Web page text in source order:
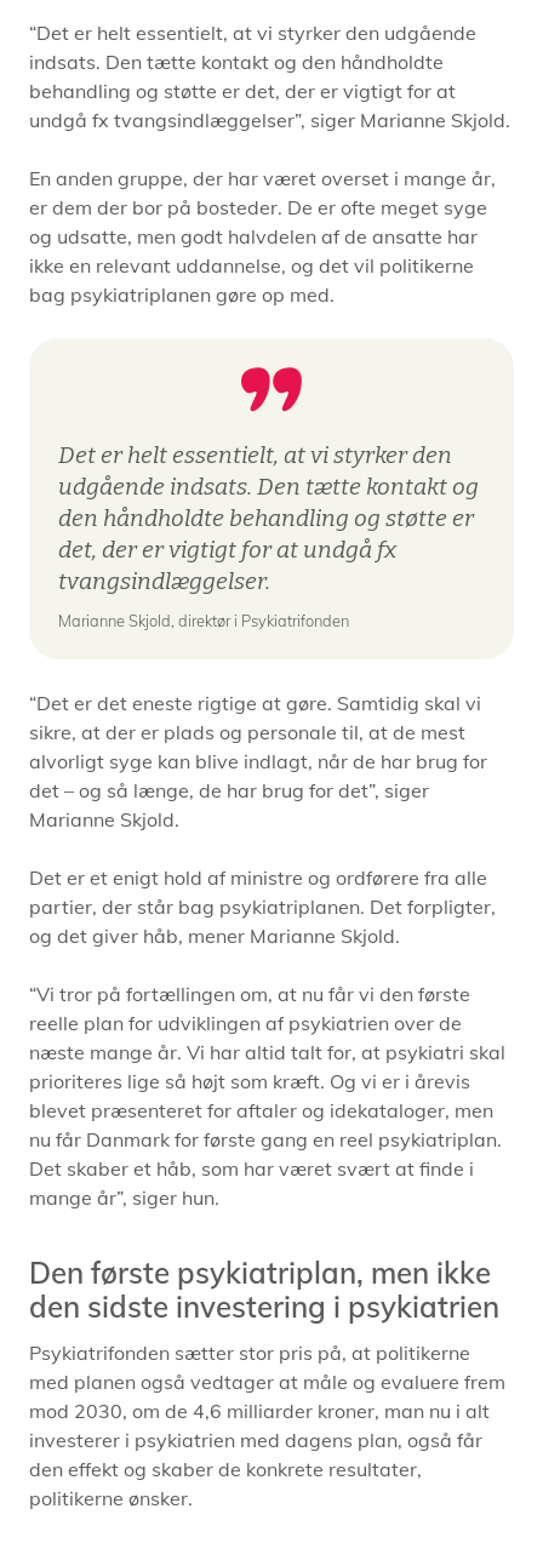
“Det er helt essentielt, at vi styrker den udgående
indsats. Den tætte kontakt og den håndholdte
behandling og støtte er det, der er vigtigt for at
undgå fx tvangsindlæggelser”, siger Marianne Skjold.
En anden gruppe, der har været overset i mange år,
er dem der bor på bosteder. De er ofte meget syge
og udsatte, men godt halvdelen af de ansatte har
ikke en relevant uddannelse, og det vil politikerne
bag psykiatriplanen gøre op med.
Det er helt essentielt, at vi styrker den
udgående indsats. Den tætte kontakt og
den håndholdte behandling og støtte er
det, der er vigtigt for at undgå fx
tvangsindlæggelser.
Marianne Skjold, direktør i Psykiatrifonden
“Det er det eneste rigtige at gøre. Samtidig skal vi
sikre, at der er plads og personale til, at de mest
alvorligt syge kan blive indlagt, når de har brug for
det – og så længe, de har brug for det”, siger
Marianne Skjold.
Det er et enigt hold af ministre og ordførere fra alle
partier, der står bag psykiatriplanen. Det forpligter,
og det giver håb, mener Marianne Skjold.
“Vi tror på fortællingen om, at nu får vi den første
reelle plan for udviklingen af psykiatrien over de
næste mange år. Vi har altid talt for, at psykiatri skal
prioriteres lige så højt som kræft. Og vi er i årevis
blevet præsenteret for aftaler og idekataloger, men
nu får Danmark for første gang en reel psykiatriplan.
Det skaber et håb, som har været svært at finde i
mange år”, siger hun.
Den første psykiatriplan, men ikke
den sidste investering i psykiatrien
Psykiatrifonden sætter stor pris på, at politikerne
med planen også vedtager at måle og evaluere frem
mod 2030, om de 4,6 milliarder kroner, man nu i alt
investerer i psykiatrien med dagens plan, også får
den effekt og skaber de konkrete resultater,
politikerne ønsker.